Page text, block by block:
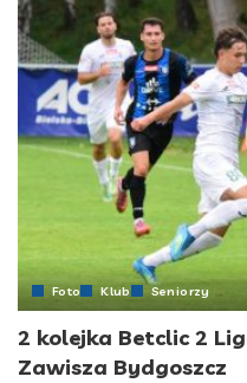
Foto Klub Seniorzy
2 kolejka Betclic 2
Zawisza Bydgoszcz